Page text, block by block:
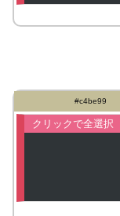
#c4be99